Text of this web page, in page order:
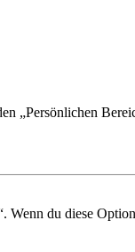
„Persönlichen
du diese